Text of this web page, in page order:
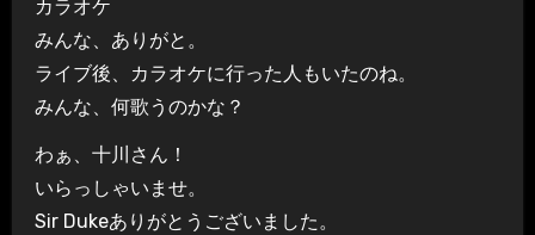
カラオケ
みんな、ありがと。
ライブ後、カラオケに行った人もいたのね。
みんな、何歌うのかな？
わぁ、十川さん！
いらっしゃいませ。
Sir Dukeありがとうございました。